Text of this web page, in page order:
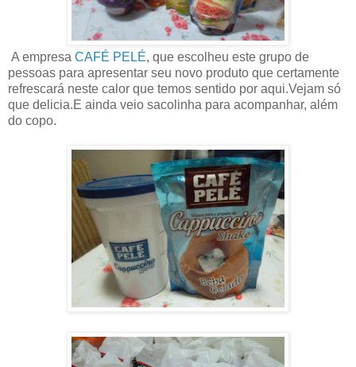
A empresa CAFÉ PELÉ, que escolheu este grupo de
pessoas para apresentar seu novo produto que certamente
refrescará neste calor que temos sentido por aqui.Vejam só
que delicia.E ainda veio sacolinha para acompanhar, além
do copo.